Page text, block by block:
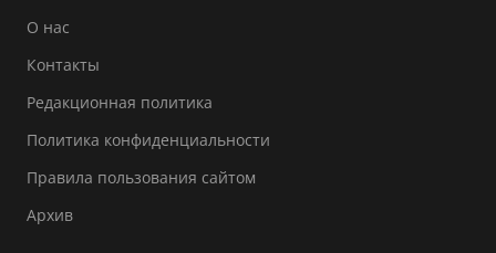
О нас
Контакты
Редакционная политика
Политика конфиденциальности
Правила пользования сайтом
Архив